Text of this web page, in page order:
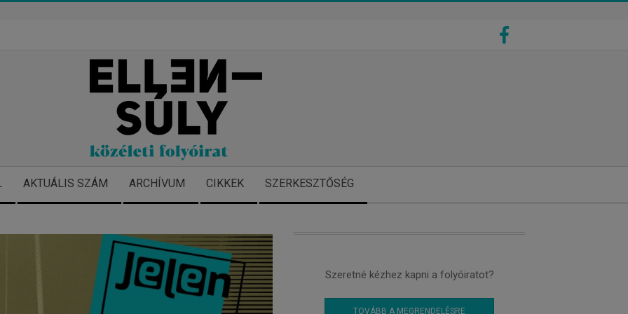
AKTUÁLIS SZÁM ARCHÍVUM CIKKEK SZERKESZTŐSÉG
Szeretné kézhez kapni a folyóiratot?
TOVÁBB A MEGRENDELÉSRE